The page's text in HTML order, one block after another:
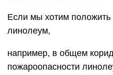
Если мы хотим положить
линолеум,
например, в общем
пожароопасности